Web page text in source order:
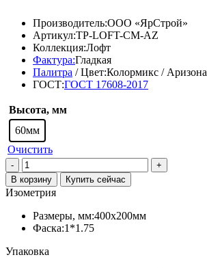
Производитель:ООО «ЯрСтрой»
Артикул:TP-LOFT-CM-AZ
Коллекция:Лофт
Фактура:Гладкая
Палитра / Цвет:Колормикс / Аризона
ГОСТ:ГОСТ 17608-2017
Высота, мм
60мм
Очистить
Количество
товара
Тротуарная
плитка
«Лофт»,
Колормикс,
В корзину Купить сейчас
Изометрия
Размеры, мм:400x200мм
Фаска:1*1.75
Упаковка